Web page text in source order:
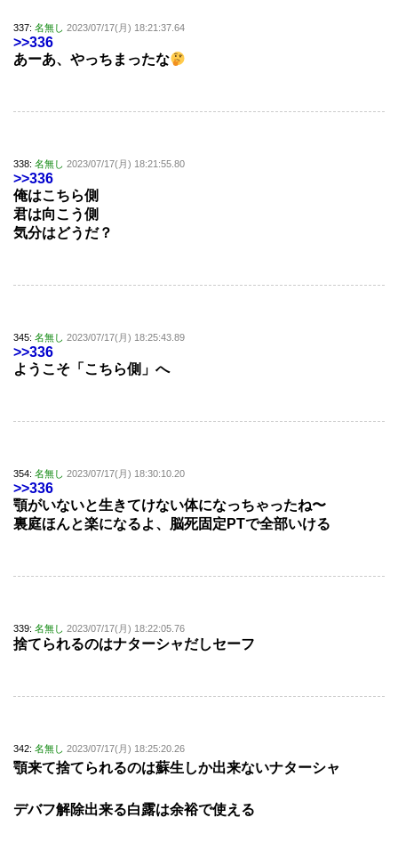
337: 名無し 2023/07/17(月) 18:21:37.64
>>336
あーあ、やっちまったな
338: 名無し 2023/07/17(月) 18:21:55.80
>>336
俺はこちら側
君は向こう側
気分はどうだ？
345: 名無し 2023/07/17(月) 18:25:43.89
>>336
ようこそ「こちら側」へ
354: 名無し 2023/07/17(月) 18:30:10.20
>>336
顎がいないと生きてけない体になっちゃったね〜
裏庭ほんと楽になるよ、脳死固定PTで全部いける
339: 名無し 2023/07/17(月) 18:22:05.76
捨てられるのはナターシャだしセーフ
342: 名無し 2023/07/17(月) 18:25:20.26
顎来て捨てられるのは蘇生しか出来ないナターシャ
デバフ解除出来る白露は余裕で使える